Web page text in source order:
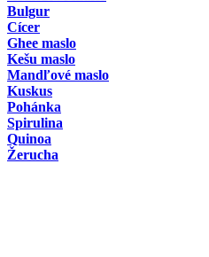
Bulgur
Cícer
Ghee maslo
Kešu maslo
Mandľové maslo
Kuskus
Pohánka
Spirulina
Quinoa
Žerucha